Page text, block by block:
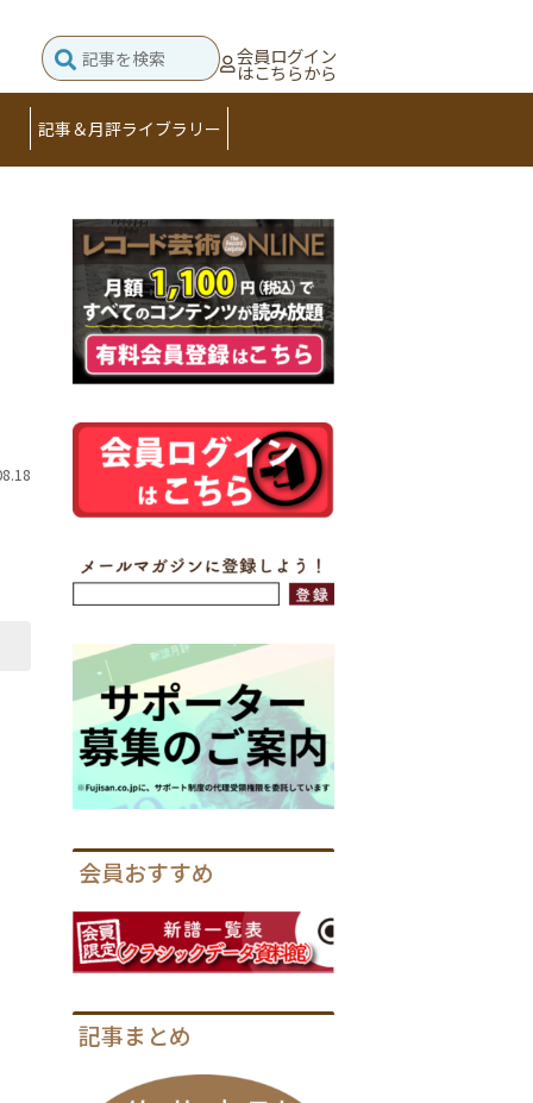
会員ログイン
はこちらから
記事＆月評ライブラリー
会員おすすめ
記事まとめ